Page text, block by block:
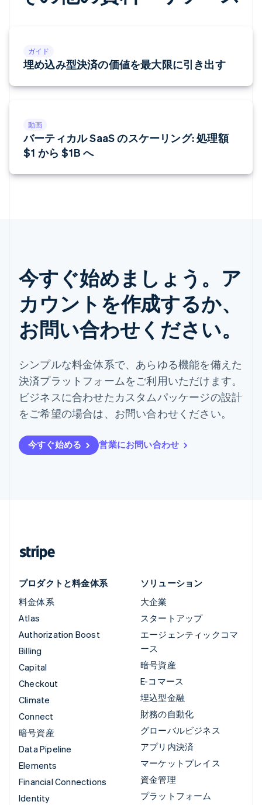
ガイド
埋め込み型決済の価値を最大限に引き出す
動画
バーティカル SaaS のスケーリング: 処理額
$1 から $1B へ
今すぐ始めましょう。ア
カウントを作成するか、
お問い合わせください。
シンプルな料金体系で、あらゆる機能を備えた
決済プラットフォームをご利用いただけます。
ビジネスに合わせたカスタムパッケージの設計
をご希望の場合は、お問い合わせください。
今すぐ始める 営業にお問い合わせ
プロダクトと料金体系
料金体系
Atlas
Authorization Boost
Billing
Capital
Checkout
Climate
Connect
暗号資産
Data Pipeline
Elements
Financial Connections
Identity
ソリューション
大企業
スタートアップ
エージェンティックコマ
ース
暗号資産
E-コマース
埋込型金融
財務の自動化
グローバルビジネス
アプリ内決済
マーケットプレイス
資金管理
プラットフォーム